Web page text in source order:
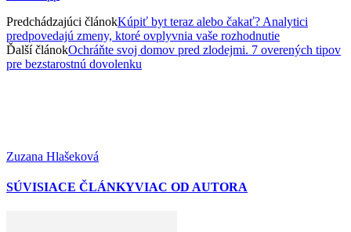
Predchádzajúci článokKúpiť byt teraz alebo čakať? Analytici
predpovedajú zmeny, ktoré ovplyvnia vaše rozhodnutie
Ďalší článokOchráňte svoj domov pred zlodejmi. 7 overených tipov
pre bezstarostnú dovolenku
Zuzana Hlašeková
SÚVISIACE ČLÁNKYVIAC OD AUTORA